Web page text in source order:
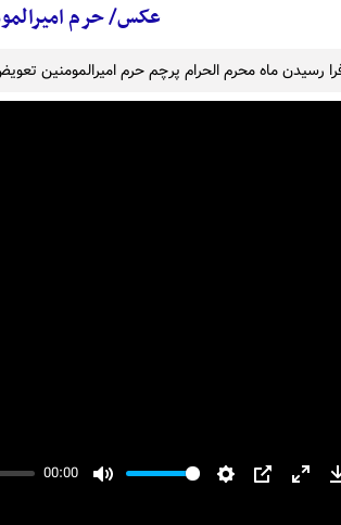
عکس/ حرم
رسیدن ماه محرم الحرام پرچم حرم
00:00